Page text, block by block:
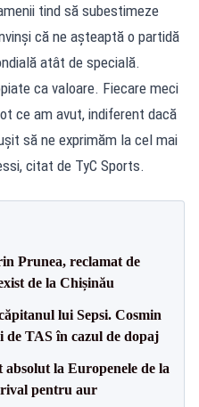
tind să subestimeze
că ne așteaptă o partidă
atât de specială.
ca valoare. Fiecare meci
ce am avut, indiferent dacă
să ne exprimăm la cel mai
citat de TyC Sports.
Prunea, reclamat de
de la Chișinău
lui Sepsi. Cosmin
de TAS în cazul de dopaj
la Europenele de la
pentru aur